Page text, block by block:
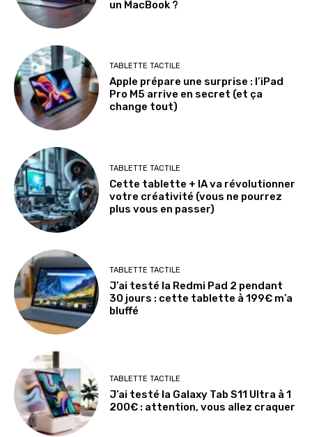
un MacBook ?
TABLETTE TACTILE
Apple prépare une surprise : l’iPad
Pro M5 arrive en secret (et ça
change tout)
TABLETTE TACTILE
Cette tablette + IA va révolutionner
votre créativité (vous ne pourrez
plus vous en passer)
TABLETTE TACTILE
J’ai testé la Redmi Pad 2 pendant
30 jours : cette tablette à 199€ m’a
bluffé
TABLETTE TACTILE
J’ai testé la Galaxy Tab S11 Ultra à 1
200€ : attention, vous allez craquer